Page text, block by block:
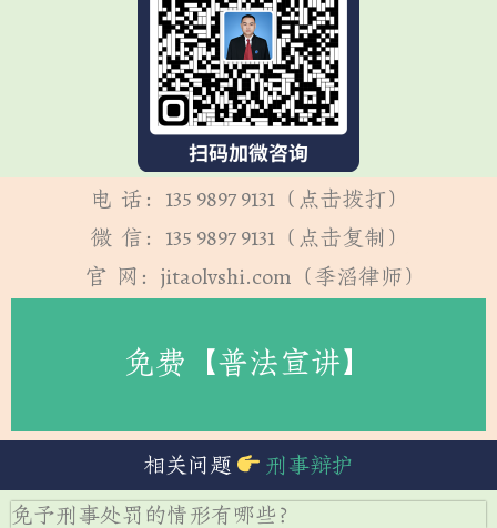
电 话：135 9897 9131（点击拨打）
微 信：135 9897 9131（点击复制）
官 网：jitaolvshi.com（季滔律师）
免费【普法宣讲】
相关问题 刑事辩护
免予刑事处罚的情形有哪些？